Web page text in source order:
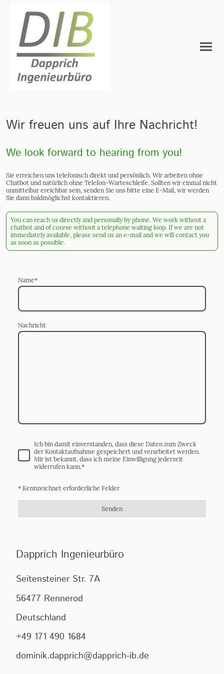
Wir freuen uns auf Ihre Nachricht!
We look forward to hearing from you!
Sie erreichen uns telefonisch direkt und persönlich. Wir arbeiten ohne
Chatbot und natürlich ohne Telefon-Warteschleife. Sollten wir einmal nicht
unmittelbar ereichbar sein, senden Sie uns bitte eine E-Mail, wir werden
Sie dann baldmöglichst kontaktieren.
You can reach us directly and personally by phone. We work without a
chatbot and of course without a telephone waiting loop. If we are not
immediately available, please send us an e-mail and we will contact you
as soon as possible.
Name*
Nachricht
Ich bin damit einverstanden, dass diese Daten zum Zweck
der Kontaktaufnahme gespeichert und verarbeitet werden.
Mir ist bekannt, dass ich meine Einwilligung jederzeit
widerrufen kann.*
* Kennzeichnet erforderliche Felder
Senden
Dapprich Ingenieurbüro
Seitensteiner Str. 7A
56477 Rennerod
Deutschland
+49 171 490 1684
dominik.dapprich@dapprich-ib.de